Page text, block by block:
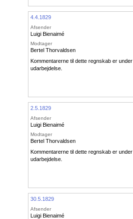
4.4.1829
Afsender
Luigi Bienaimé
Modtager
Bertel Thorvaldsen
Kommentarerne til dette regnskab er under
udarbejdelse.
2.5.1829
Afsender
Luigi Bienaimé
Modtager
Bertel Thorvaldsen
Kommentarerne til dette regnskab er under
udarbejdelse.
30.5.1829
Afsender
Luigi Bienaimé